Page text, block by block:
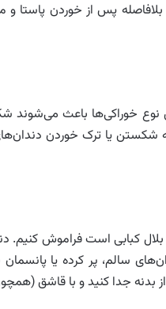
پس از خوردن پاستا و
خوراکی‌ها باعث می‌شوند
یا ترک خوردن
کبابی است فراموش کنیم.
سالم، پر کرده یا
بدنه جدا کنید و با قاشق